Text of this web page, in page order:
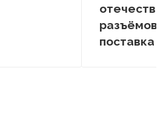
разъёмов
поставка